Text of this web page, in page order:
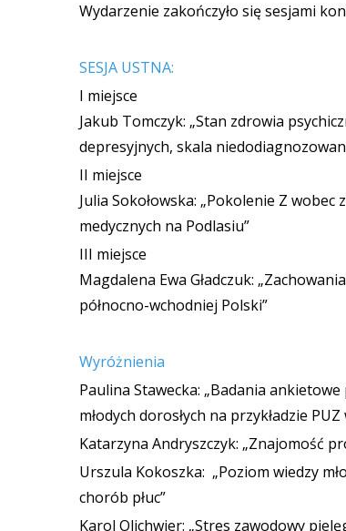
Wydarzenie zakończyło się sesjami
SESJA USTNA:
I miejsce
Jakub Tomczyk: „Stan zdrowia
depresyjnych, skala
II miejsce
Julia Sokołowska: „Pokolenie Z
medycznych na Podlasiu”
III miejsce
Magdalena Ewa Gładczuk:
północno-wchodniej Polski”
Wyróżnienia
Paulina Stawecka: „Badania
młodych dorosłych na przykładzie PUZ
Katarzyna Andryszczyk: „Znajomość
Urszula Kokoszka: „Poziom wiedzy
chorób płuc”
Karol Olichwier: „Stres zawodowy